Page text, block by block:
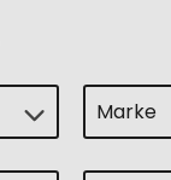
Marke